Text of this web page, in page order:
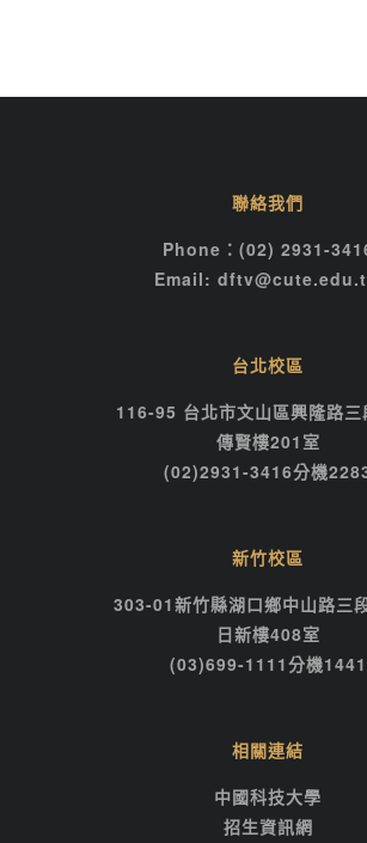
聯絡我們
Phone：(02) 2931-
Email:
台北校區
116-95 台北市文山區興隆路三
傳賢樓201室
(02)2931-3416分機
新竹校區
303-01新竹縣湖口鄉中山路三
日新樓408室
(03)699-1111分機1441
相關連結
中國科技大學
招生資訊網